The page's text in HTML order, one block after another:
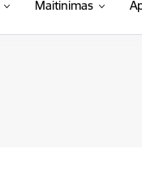
Maitinimas